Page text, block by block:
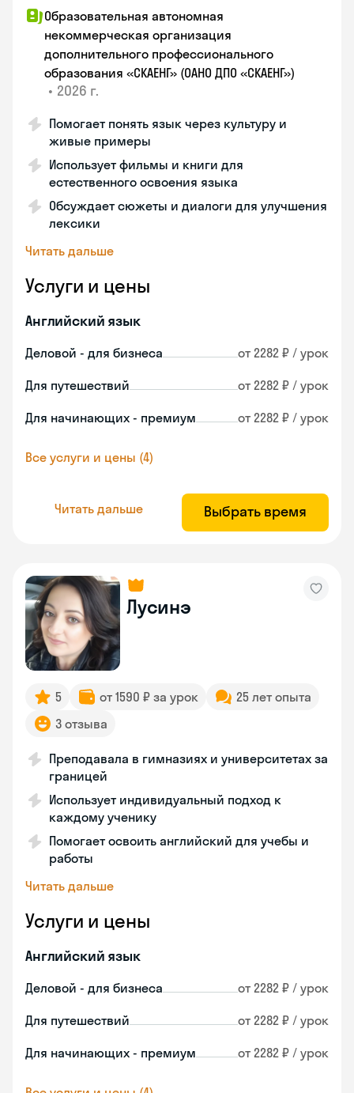
Образовательная автономная
некоммерческая организация
дополнительного профессионального
образования «СКАЕНГ» (ОАНО ДПО «СКАЕНГ»)
• 2026 г.
Помогает понять язык через культуру и
живые примеры
Использует фильмы и книги для
естественного освоения языка
Обсуждает сюжеты и диалоги для улучшения
лексики
Читать дальше
Услуги и цены
Английский язык
Деловой - для бизнеса от 2282 ₽ / урок
Для путешествий от 2282 ₽ / урок
Для начинающих - премиум от 2282 ₽ / урок
Все услуги и цены (4)
Читать дальше Выбрать время
Лусинэ
5 от 1590 ₽ за урок
25 лет опыта
3 отзыва
Преподавала в гимназиях и университетах за
границей
Использует индивидуальный подход к
каждому ученику
Помогает освоить английский для учебы и
работы
Читать дальше
Услуги и цены
Английский язык
Деловой - для бизнеса от 2282 ₽ / урок
Для путешествий от 2282 ₽ / урок
Для начинающих - премиум от 2282 ₽ / урок